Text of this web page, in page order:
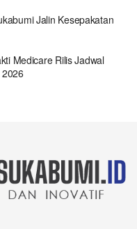
Jalin Kesepakatan
Medicare Rilis Jadwal